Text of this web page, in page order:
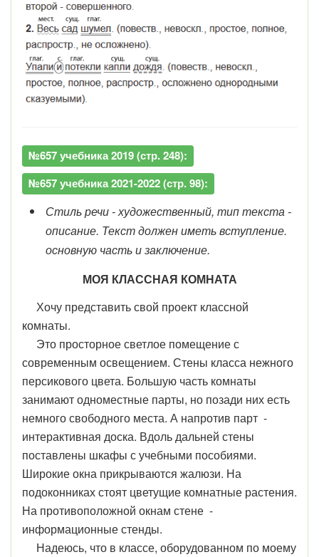
№657 учебника 2019 (стр. 248):
№657 учебника 2021-2022 (стр. 98):
Стиль речи - художественный, тип текста -
описание. Текст должен иметь вступление.
основную часть и заключение.
МОЯ КЛАССНАЯ КОМНАТА
Хочу представить свой проект классной
комнаты.
Это просторное светлое помещение с
современным освещением. Стены класса нежного
персикового цвета. Большую часть комнаты
занимают одноместные парты, но позади них есть
немного свободного места. А напротив парт -
интерактивная доска. Вдоль дальней стены
поставлены шкафы с учебными пособиями.
Широкие окна прикрываются жалюзи. На
подоконниках стоят цветущие комнатные растения.
На противоположной окнам стене -
информационные стенды.
Надеюсь, что в классе, оборудованном по моему